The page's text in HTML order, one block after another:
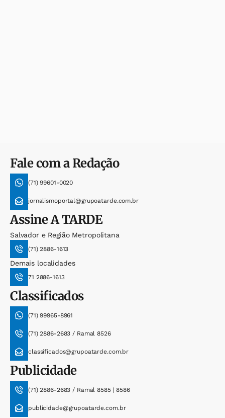
Fale com a Redação
(71) 99601-0020
jornalismoportal@grupoatarde.com.br
AssineA TARDE
Salvador e Região Metropolitana
(71) 2886-1613
Demais localidades
71 2886-1613
Classificados
(71) 99965-8961
(71) 2886-2683 / Ramal 8526
classificados@grupoatarde.com.br
Publicidade
(71) 2886-2683 / Ramal 8585 | 8586
publicidade@grupoatarde.com.br